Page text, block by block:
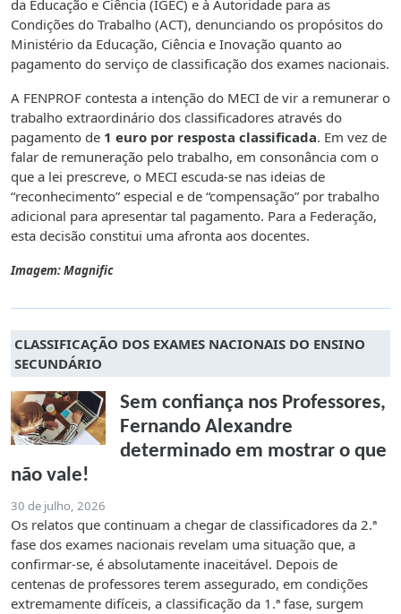
da Educação e Ciência (IGEC) e à Autoridade para as
Condições do Trabalho (ACT), denunciando os propósitos do
Ministério da Educação, Ciência e Inovação quanto ao
pagamento do serviço de classificação dos exames nacionais.
A FENPROF contesta a intenção do MECI de vir a remunerar o
trabalho extraordinário dos classificadores através do
pagamento de 1 euro por resposta classificada. Em vez de
falar de remuneração pelo trabalho, em consonância com o
que a lei prescreve, o MECI escuda-se nas ideias de
“reconhecimento” especial e de “compensação” por trabalho
adicional para apresentar tal pagamento. Para a Federação,
esta decisão constitui uma afronta aos docentes.
Imagem: Magnific
CLASSIFICAÇÃO DOS EXAMES NACIONAIS DO ENSINO
SECUNDÁRIO
Sem confiança nos Professores,
Fernando Alexandre
determinado em mostrar o que
não vale!
30 de julho, 2026
Os relatos que continuam a chegar de classificadores da 2.ª
fase dos exames nacionais revelam uma situação que, a
confirmar-se, é absolutamente inaceitável. Depois de
centenas de professores terem assegurado, em condições
extremamente difíceis, a classificação da 1.ª fase, surgem